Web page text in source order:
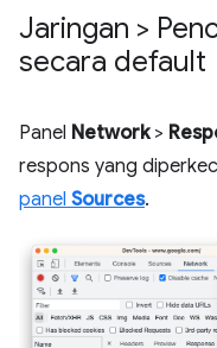
Jaringan >
secara default
Panel Network>
respons yang
panel Sources.